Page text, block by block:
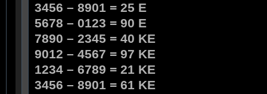
3456 – 8901 = 25 E
5678 – 0123 = 90 E
7890 – 2345 = 40 KE
9012 – 4567 = 97 KE
1234 – 6789 = 21 KE
3456 – 8901 = 61 KE